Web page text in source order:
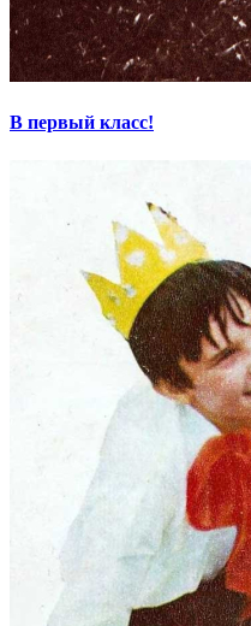
В первый класс!